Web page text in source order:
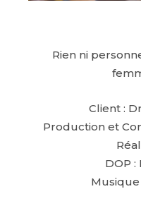
Rien ni
Client :
Production et
DOP :